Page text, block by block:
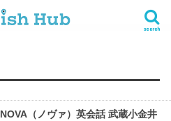
search
NOVA（ノヴァ）英会話 武蔵小金井